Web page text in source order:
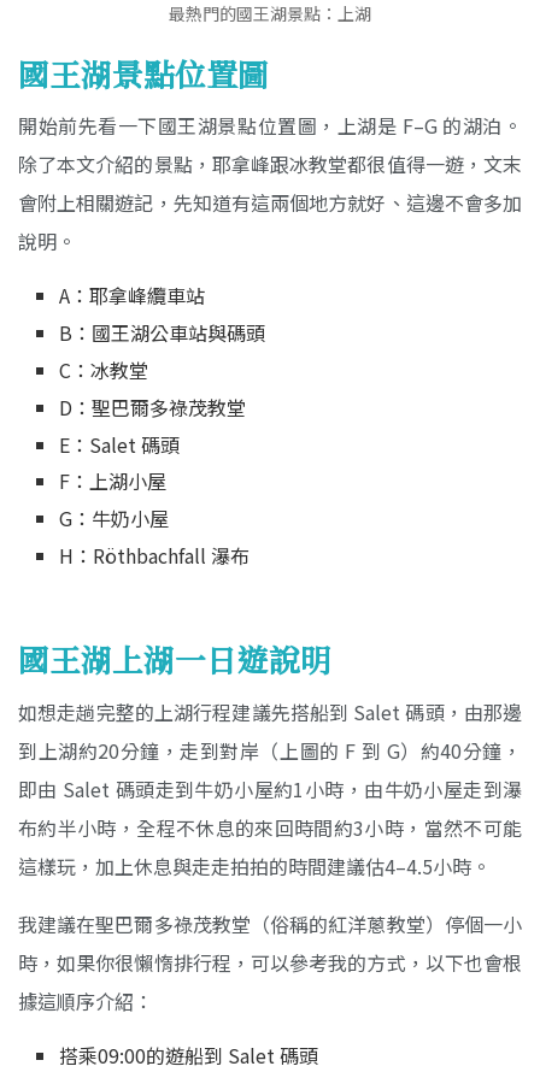
最熱門的國王湖景點：上湖
國王湖景點位置圖
開始前先看一下國王湖景點位置圖，上湖是 F–G 的湖泊。
除了本文介紹的景點，耶拿峰跟冰教堂都很值得一遊，文末
會附上相關遊記，先知道有這兩個地方就好、這邊不會多加
說明。
A：耶拿峰纜車站
B：國王湖公車站與碼頭
C：冰教堂
D：聖巴爾多祿茂教堂
E：Salet 碼頭
F：上湖小屋
G：牛奶小屋
H：Röthbachfall 瀑布
國王湖上湖一日遊說明
如想走趟完整的上湖行程建議先搭船到 Salet 碼頭，由那邊
到上湖約20分鐘，走到對岸（上圖的 F 到 G）約40分鐘，
即由 Salet 碼頭走到牛奶小屋約1小時，由牛奶小屋走到瀑
布約半小時，全程不休息的來回時間約3小時，當然不可能
這樣玩，加上休息與走走拍拍的時間建議估4–4.5小時。
我建議在聖巴爾多祿茂教堂（俗稱的紅洋蔥教堂）停個一小
時，如果你很懶惰排行程，可以參考我的方式，以下也會根
據這順序介紹：
搭乘09:00的遊船到 Salet 碼頭